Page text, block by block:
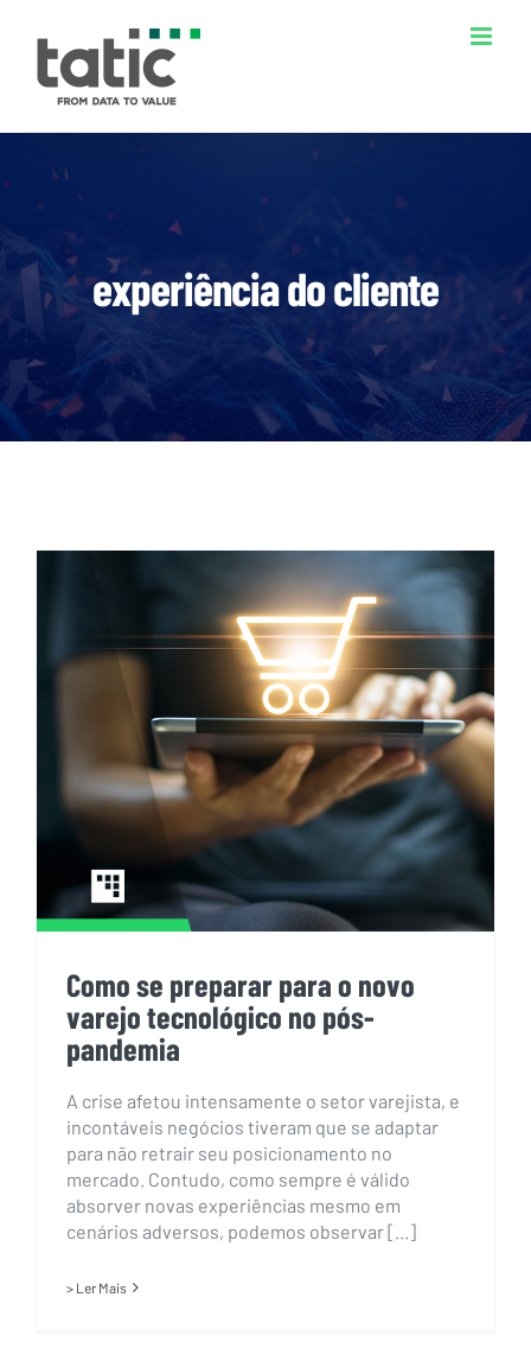
conteúdo
experiência do cliente
Como se preparar para o novo
varejo tecnológico no pós-
pandemia
Como se preparar para o novo
varejo tecnológico no pós-
pandemia
A crise afetou intensamente o setor varejista, e
incontáveis negócios tiveram que se adaptar
para não retrair seu posicionamento no
mercado. Contudo, como sempre é válido
absorver novas experiências mesmo em
cenários adversos, podemos observar [...]
> Ler Mais